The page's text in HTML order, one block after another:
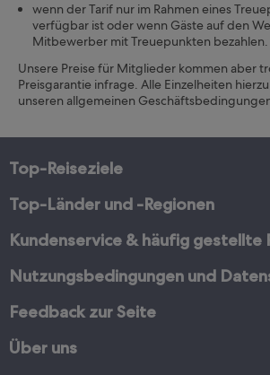
wenn der Tarif nur im Rahmen eines
verfügbar ist oder wenn Gäste auf den
Mitbewerber mit Treuepunkten bezahlen.
Unsere Preise für Mitglieder kommen aber
Preisgarantie infrage. Alle Einzelheiten
unseren allgemeinen
Top-Reiseziele
Top-Länder und -Regionen
Kundenservice & häufig gestellte
Nutzungsbedingungen und
Feedback zur Seite
Über uns